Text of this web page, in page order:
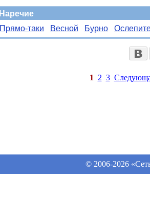
Наречие
Прямо-таки
Весной Бурно
1 2 3
© 2006-2026